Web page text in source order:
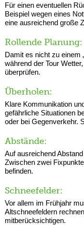
Für einen eventuellen
Beispiel wegen eines
eine ausreichend große
Rollende Planung:
Damit es nicht zu einem
während der Tour
überprüfen.
Überholen:
Klare Kommunikation
gefährliche Situationen
oder bei Gegenverkehr.
Abstände:
Auf ausreichend
Zwischen zwei
befinden.
Schneefelder:
Vor allem im Frühjahr
Altschneefeldern
mitberücksichtigen.